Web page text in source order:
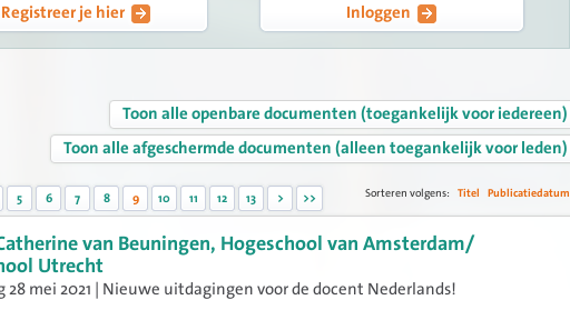
Registreer je hier Inloggen
Toon alle openbare documenten (toegankelijk voor iedereen)
Toon alle afgeschermde documenten (alleen toegankelijk voor leden)
5 6 7 8 9 10 11 12 13 > >> Sorteren volgens: Titel Publicatiedatum
van Beuningen, Hogeschool van Amsterdam/
Utrecht
28 mei 2021 | Nieuwe uitdagingen voor de docent Nederlands!